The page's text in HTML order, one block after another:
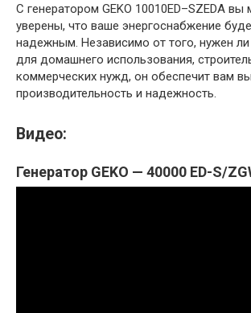
С генератором GEKO 10010ED–SZEDA
уверены, что ваше энергоснабжение
надежным. Независимо от того, нужен ли
для домашнего использования,
коммерческих нужд, он обеспечит вам
производительность и надежность.
Видео:
Генератор GEKO — 40000 ED-S/